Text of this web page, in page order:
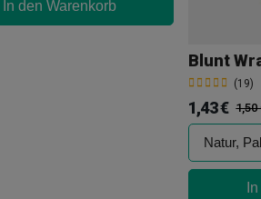
In den Warenkorb
(19)
1,43 € 1,50